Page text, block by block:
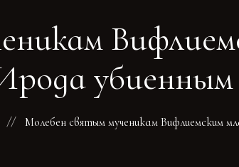
КОНТАКТЫ
убиенным
Молебен святым мученикам Вифлиемским